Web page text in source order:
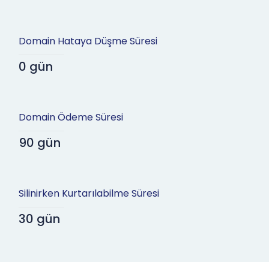
Domain Hataya Düşme Süresi
0 gün
Domain Ödeme Süresi
90 gün
Silinirken Kurtarılabilme Süresi
30 gün